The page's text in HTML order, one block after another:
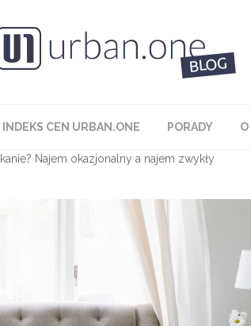
INDEKS CEN URBAN.ONE PORADY O
Najem okazjonalny a najem zwykły